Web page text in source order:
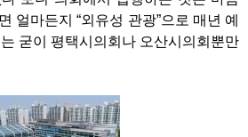
얼마든지“외유성 관광”으로 매년 예
굳이 평택시의회나 오산시의회뿐만